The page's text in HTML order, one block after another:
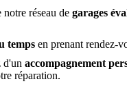
réseau de garages
temps en prenant rendez-
d'un accompagnement
réparation.